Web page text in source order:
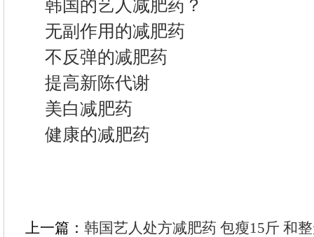
韩国的艺人减肥药？
无副作用的减肥药
不反弹的减肥药
提高新陈代谢
美白减肥药
健康的减肥药
上一篇： 韩国艺人处方减肥药 包瘦15斤 和